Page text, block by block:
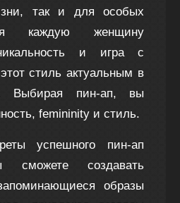
так и для особых
каждую женщину
и игра с
стиль актуальным в
Выбирая пин-ап, вы
femininity и стиль.
успешного пин-ап
создавать
образы